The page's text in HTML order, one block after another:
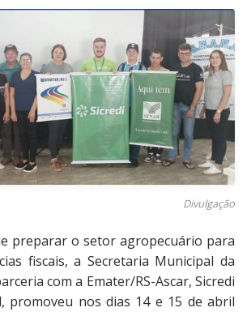
Divulgação
preparar o setor agropecuário para
fiscais, a Secretaria Municipal da
com a Emater/RS-Ascar, Sicredi
promoveu nos dias 14 e 15 de abril